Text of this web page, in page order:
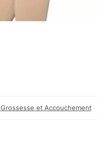
Grossesse et Accouchement